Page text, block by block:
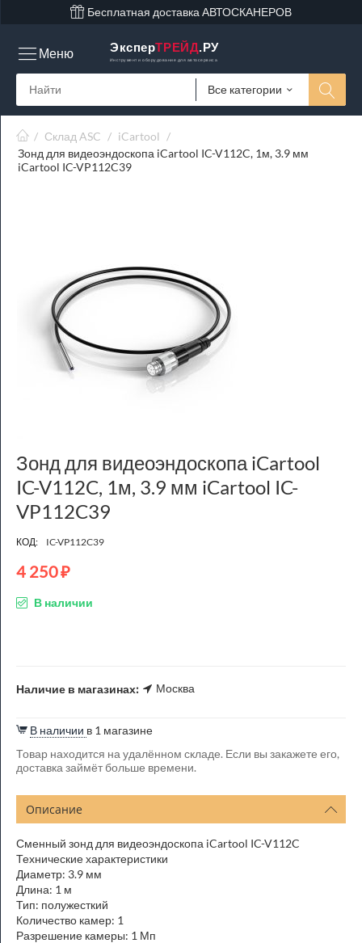
Бесплатная доставка АВТОСКАНЕРОВ
ЭксперТРЕЙД.РУ
Инструмент и оборудование для автосервиса
Все категории
Меню
/ Склад ASC / iCartool /
Зонд для видеоэндоскопа iCartool IC-V112C, 1м, 3.9 мм
iCartool IC-VP112C39
Зонд для видеоэндоскопа iCartool
IC-V112C, 1м, 3.9 мм iCartool IC-
VP112C39
КОД: IC-VP112C39
4 250₽
В наличии
Наличие в магазинах: Москва
В наличии в 1 магазине
Товар находится на удалённом складе. Если вы закажете его,
доставка займёт больше времени.
Описание
Сменный зонд для видеоэндоскопа iCartool IC-V112C
Технические характеристики
Диаметр: 3.9 мм
Длина: 1 м
Тип: полужесткий
Количество камер: 1
Разрешение камеры: 1 Мп